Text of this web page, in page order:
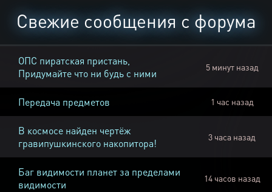
Свежие сообщения с форума
ОПС пиратская пристань,
Придумайте что ни будь с ними
5 минут назад
Передача предметов 1 час назад
В космосе найден чертёж
гравипушкинского накопитора!
3 часа назад
Баг видимости планет за пределами
видимости
14 часов назад